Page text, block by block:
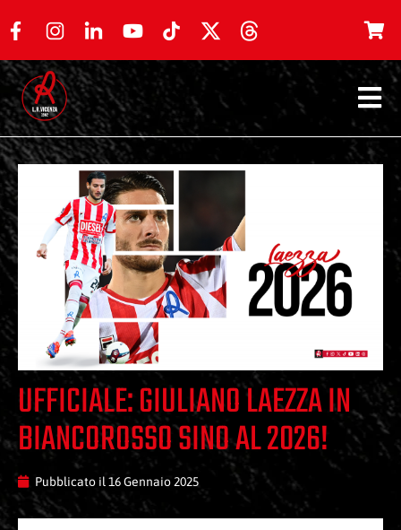
UFFICIALE: GIULIANO LAEZZA IN
BIANCOROSSO SINO AL 2026!
Pubblicato il 16 Gennaio 2025